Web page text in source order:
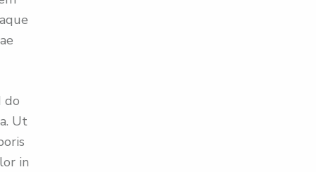
do
Ut
in